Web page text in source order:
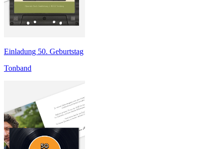
Einladung 50. Geburtstag
Tonband